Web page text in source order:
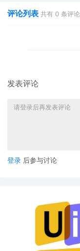
评论列表 共有 0 条评论
发表评论
登录 后参与讨论